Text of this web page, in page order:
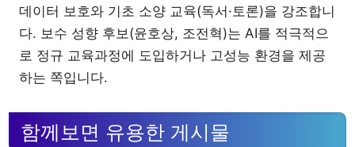
데이터 보호와 기초 소양 교육(독서·토론)을 강조합니
다. 보수 성향 후보(윤호상, 조전혁)는 AI를 적극적으
로 정규 교육과정에 도입하거나 고성능 환경을 제공
하는 쪽입니다.
함께보면 유용한 게시물